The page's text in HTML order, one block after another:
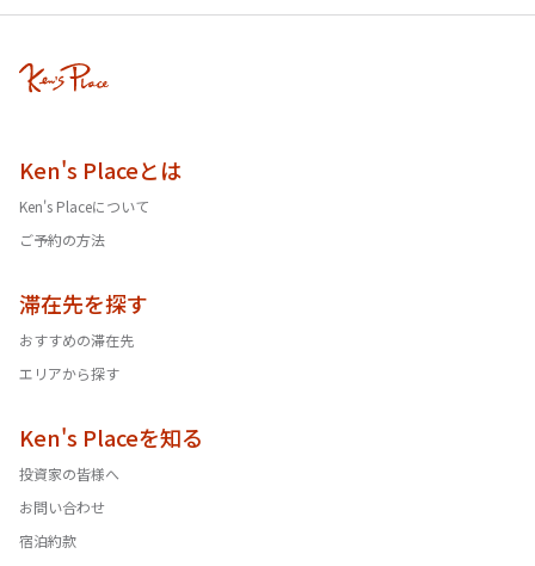
Ken's Placeとは
Ken's Placeについて
ご予約の方法
滞在先を探す
おすすめの滞在先
エリアから探す
Ken's Placeを知る
投資家の皆様へ
お問い合わせ
宿泊約款